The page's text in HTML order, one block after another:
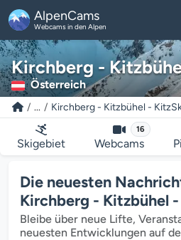
AlpenCams
Webcams in den Alpen
Kirchberg -
Österreich
... Kirchberg - Kitzbühel -
Skigebiet
16
Webcams
Die neuesten
Kirchberg - Kitzbühel
Bleibe über neue Lifte,
neuesten Entwicklungen auf